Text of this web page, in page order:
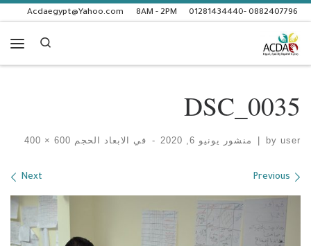
Skip to content
0882407796 -01281434440
8AM - 2PM
Acdaegypt@Yahoo.com
Search
DSC_0035
by user منشور يونيو 6, 2020 - في الابعاد الحجم
Images navigation
Previous
Next